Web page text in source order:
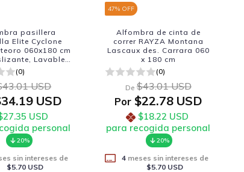
pasillera
Elite Cyclone
060x180 cm
Lavable y
(0)
USD
USD
USD
personal
20%
sin intereses de
$5.70 USD
47% OFF
Alfombra de cinta de
correr RAYZA Montana
Lascaux des. Carrara 060
x 180 cm
(0)
De $43.01 USD
Por$22.78 USD
$18.22 USD
para recogida personal
20%
4meses sin intereses de
$5.70 USD